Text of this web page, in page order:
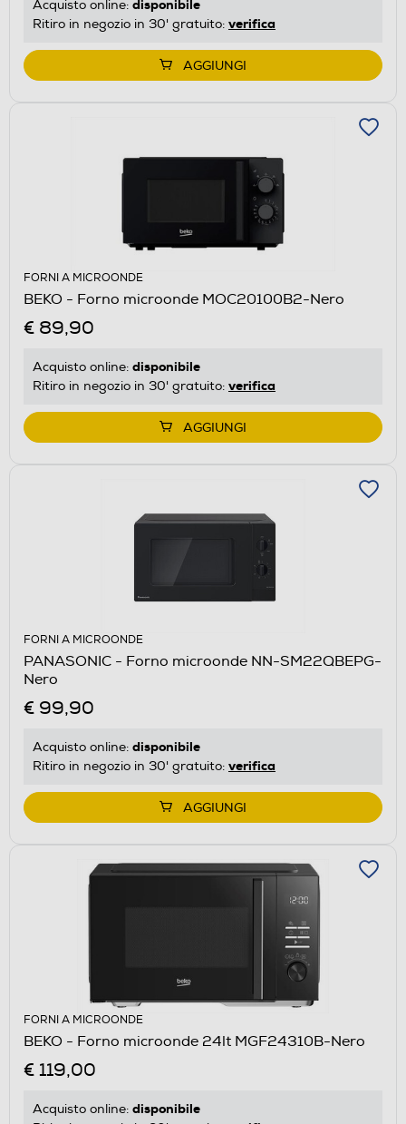
Acquisto online: disponibile
Ritiro in negozio in 30' gratuito: verifica
AGGIUNGI
FORNI A MICROONDE
BEKO - Forno microonde MOC20100B2-Nero
€ 89,90
Acquisto online: disponibile
Ritiro in negozio in 30' gratuito: verifica
AGGIUNGI
FORNI A MICROONDE
PANASONIC - Forno microonde NN-SM22QBEPG-
Nero
€ 99,90
Acquisto online: disponibile
Ritiro in negozio in 30' gratuito: verifica
AGGIUNGI
FORNI A MICROONDE
BEKO - Forno microonde 24lt MGF24310B-Nero
€ 119,00
Acquisto online: disponibile